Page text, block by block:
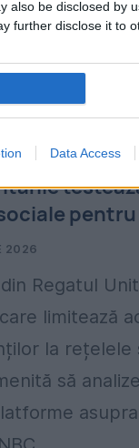
also be disclosed by
further disclose it to
Data Access
2026
Regatul
limitează
la rețelele
să